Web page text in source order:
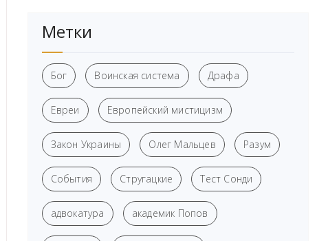
Метки
Бог Воинская система Драфа
Евреи Европейский мистицизм
Закон Украины Олег Мальцев Разум
События Стругацкие Тест Сонди
адвокатура академик Попов